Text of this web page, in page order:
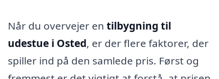
Når du overvejer en tilbygning til
udestue i Osted, er der flere faktorer, der
spiller ind på den samlede pris. Først og